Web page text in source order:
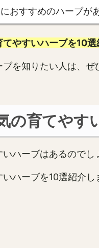
おすすめのハーブが
やすいハーブを10選
を知りたい人は、ぜ
の育てやす
ハーブはあるのでし
ハーブを10選紹介し